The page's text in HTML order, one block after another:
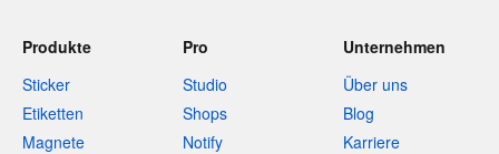
Produkte
Sticker
Etiketten
Magnete
Pro
Studio
Shops
Notify
Unternehmen
Über uns
Blog
Karriere